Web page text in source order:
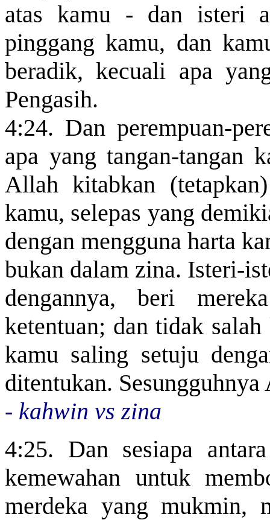
atas kamu - dan isteri
pinggang kamu, dan
beradik, kecuali apa
Pengasih.
4:24. Dan perempuan-
apa yang tangan-tangan
Allah kitabkan
kamu, selepas yang
dengan mengguna harta
bukan dalam zina. Isteri-
dengannya,beri
ketentuan; dan tidak
kamu saling setuju
ditentukan.
- kahwin vs zina
4:25. Dan sesiapa
kemewahan untuk
merdeka yang mukmin,